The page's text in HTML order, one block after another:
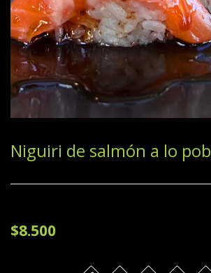
Niguiri de salmón a lo
$8.500